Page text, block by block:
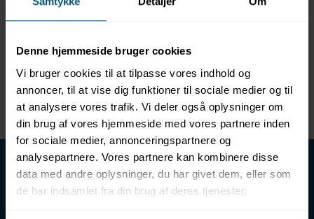
Denne hjemmeside bruger cookies
Vi bruger cookies til at tilpasse vores indhold og
annoncer, til at vise dig funktioner til sociale medier og til
at analysere vores trafik. Vi deler også oplysninger om
din brug af vores hjemmeside med vores partnere inden
for sociale medier, annonceringspartnere og
analysepartnere. Vores partnere kan kombinere disse
data med andre oplysninger, du har givet dem, eller som
de har indsamlet fra din brug af deres tjenester.
Fortøjringsreb til fortøjring af Aquaglide-baner i
7 mm tykt
Rød signalfarve
Brudstyrke: 300 kg
Meget elastisk - skånsomt mod modulerne
LML SPORT - Alt til vand
LML SPORT er en engrosforhandler af alt til vand. Vores